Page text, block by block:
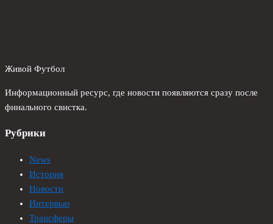
Живой Футбол
Информационный ресурс, где новости появляются сразу после
финального свистка.
Рубрики
News
История
Новости
Интервью
Трансферы